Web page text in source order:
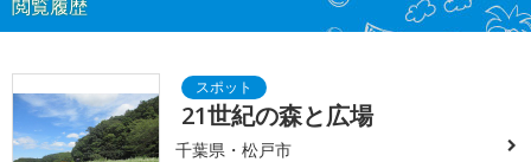
閲覧履歴
21世紀の森と広場
千葉県・松戸市